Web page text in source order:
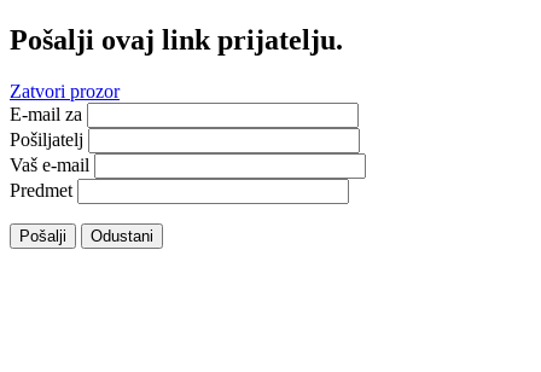
Pošalji ovaj link prijatelju.
Zatvori prozor
E-mail za
Pošiljatelj
Vaš e-mail
Predmet
Pošalji Odustani